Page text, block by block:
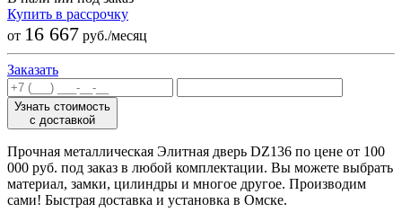
Купить в рассрочку
от 16 667 руб./месяц
Заказать
Узнать стоимость
с доставкой
Прочная металлическая Элитная дверь DZ136 по цене от 100
000 руб. под заказ в любой комплектации. Вы можете выбрать
материал, замки, цилиндры и многое другое. Производим
сами! Быстрая доставка и установка в Омске.